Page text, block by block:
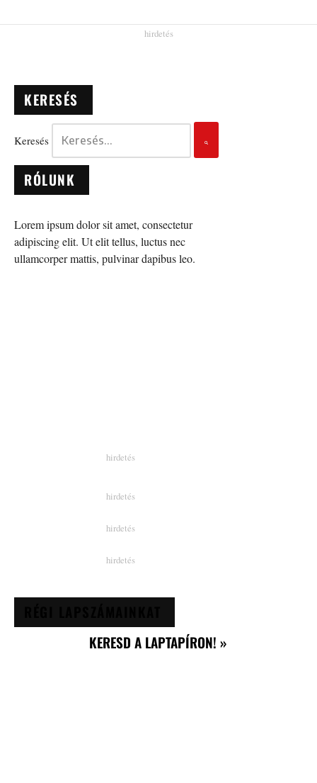
KERESÉS
Keresés
RÓLUNK
Lorem ipsum dolor sit amet, consectetur
adipiscing elit. Ut elit tellus, luctus nec
ullamcorper mattis, pulvinar dapibus leo.
KERESD A LAPTAPÍRON! »